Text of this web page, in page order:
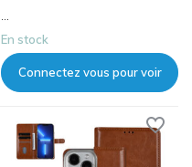
...
En stock
Connectez vous pour voir